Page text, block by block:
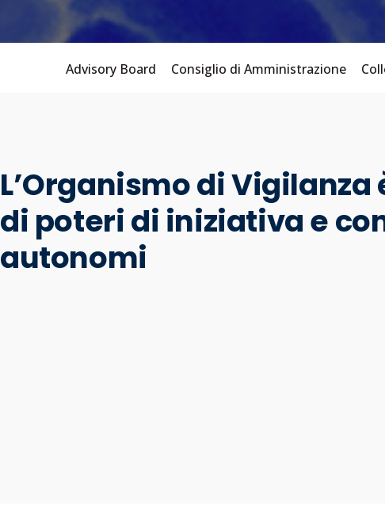
Advisory Board Consiglio di Amministrazione
L’Organismo di Vigilanza
di poteri di iniziativa e
autonomi